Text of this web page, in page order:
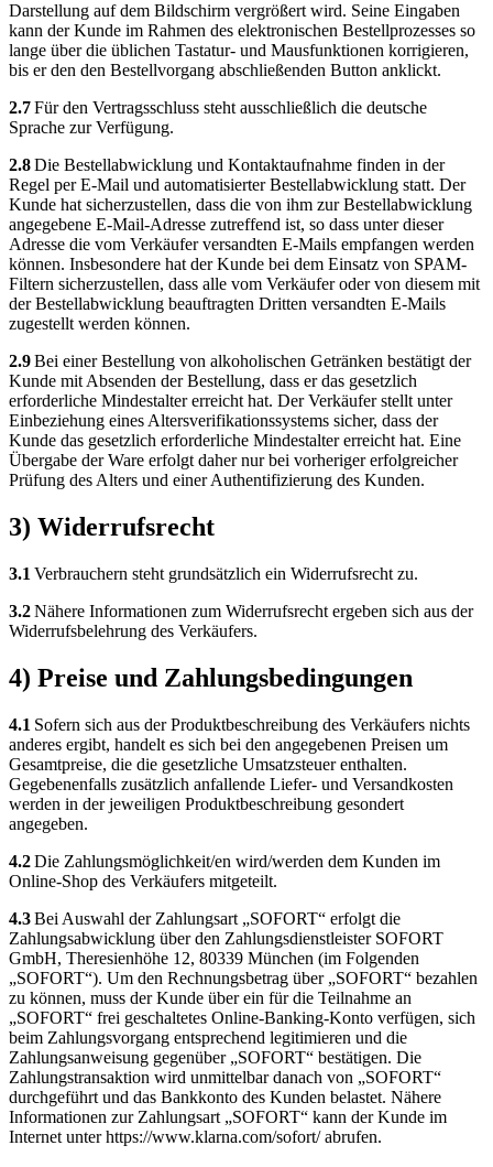
Darstellung auf dem Bildschirm vergrößert wird. Seine Eingaben
kann der Kunde im Rahmen des elektronischen Bestellprozesses so
lange über die üblichen Tastatur- und Mausfunktionen korrigieren,
bis er den den Bestellvorgang abschließenden Button anklickt.
2.7Für den Vertragsschluss steht ausschließlich die deutsche
Sprache zur Verfügung.
2.8Die Bestellabwicklung und Kontaktaufnahme finden in der
Regel per E-Mail und automatisierter Bestellabwicklung statt. Der
Kunde hat sicherzustellen, dass die von ihm zur Bestellabwicklung
angegebene E-Mail-Adresse zutreffend ist, so dass unter dieser
Adresse die vom Verkäufer versandten E-Mails empfangen werden
können. Insbesondere hat der Kunde bei dem Einsatz von SPAM-
Filtern sicherzustellen, dass alle vom Verkäufer oder von diesem mit
der Bestellabwicklung beauftragten Dritten versandten E-Mails
zugestellt werden können.
2.9Bei einer Bestellung von alkoholischen Getränken bestätigt der
Kunde mit Absenden der Bestellung, dass er das gesetzlich
erforderliche Mindestalter erreicht hat. Der Verkäufer stellt unter
Einbeziehung eines Altersverifikationssystems sicher, dass der
Kunde das gesetzlich erforderliche Mindestalter erreicht hat. Eine
Übergabe der Ware erfolgt daher nur bei vorheriger erfolgreicher
Prüfung des Alters und einer Authentifizierung des Kunden.
3) Widerrufsrecht
3.1 Verbrauchern steht grundsätzlich ein Widerrufsrecht zu.
3.2Nähere Informationen zum Widerrufsrecht ergeben sich aus der
Widerrufsbelehrung des Verkäufers.
4) Preise und Zahlungsbedingungen
4.1 Sofern sich aus der Produktbeschreibung des Verkäufers nichts
anderes ergibt, handelt es sich bei den angegebenen Preisen um
Gesamtpreise, die die gesetzliche Umsatzsteuer enthalten.
Gegebenenfalls zusätzlich anfallende Liefer- und Versandkosten
werden in der jeweiligen Produktbeschreibung gesondert
angegeben.
4.2Die Zahlungsmöglichkeit/en wird/werden dem Kunden im
Online-Shop des Verkäufers mitgeteilt.
4.3Bei Auswahl der Zahlungsart „SOFORT“ erfolgt die
Zahlungsabwicklung über den Zahlungsdienstleister SOFORT
GmbH, Theresienhöhe 12, 80339 München (im Folgenden
„SOFORT“). Um den Rechnungsbetrag über „SOFORT“ bezahlen
zu können, muss der Kunde über ein für die Teilnahme an
„SOFORT“ frei geschaltetes Online-Banking-Konto verfügen, sich
beim Zahlungsvorgang entsprechend legitimieren und die
Zahlungsanweisung gegenüber „SOFORT“ bestätigen. Die
Zahlungstransaktion wird unmittelbar danach von „SOFORT“
durchgeführt und das Bankkonto des Kunden belastet. Nähere
Informationen zur Zahlungsart „SOFORT“ kann der Kunde im
Internet unter https://www.klarna.com/sofort/ abrufen.